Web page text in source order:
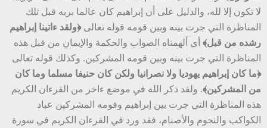
لا تكون إلا لله، والدليل على أن إبراهيم كان عالما بربه قبل تلك
المناظرة التي جرت بينه وبين قومه قوله تعالى﴿ولقد ءاتينا إبراهيم
رشده من قبل﴾ أي ألهمناه الصواب والحكمة والإيمان من قبل هذه
المناظرة التي جرت بينه وبين قومه المشركين. وكذلك قوله تعالى
﴿ما كان إبراهيم يهوديا ولا نصرانيا ولكن كان حنيفا مسلما وما كان
من المشركين﴾. ولقد ذكر الله في موضع ءاخر من القرءان الكريم
هذه المناظرة التي جرت بين إبراهيم وقومه المشركين عباد
الكواكب والنجوم والأصنام، فقد ورد في القرءان الكريم في سورة